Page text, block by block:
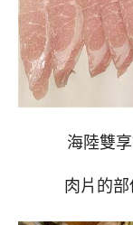
海陸雙
肉片的